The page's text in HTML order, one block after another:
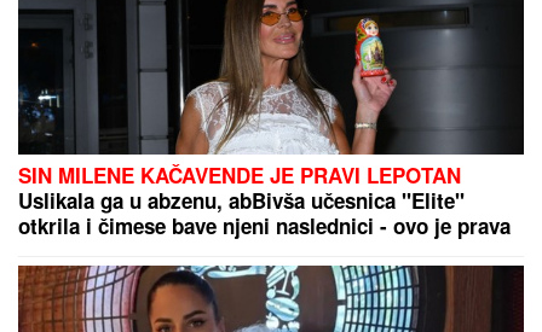
Molitva za zdravlje Svetom Vasiliju
Ostroškom: Izgovarajte ove reči
svaki dan